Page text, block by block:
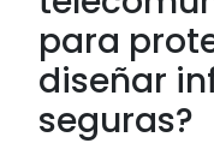
para
diseñar
seguras?